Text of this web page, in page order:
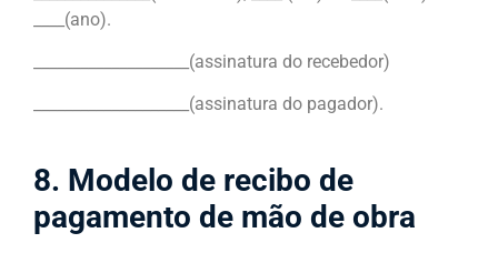
____(ano).
____________________(assinatura do recebedor)
____________________(assinatura do pagador).
8. Modelo de recibo de
pagamento de mão de obra